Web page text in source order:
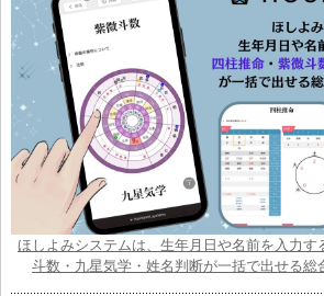
ほしよみシステムは、生年月日や名前を入力す
斗数・九星気学・姓名判断が一括で出せる総